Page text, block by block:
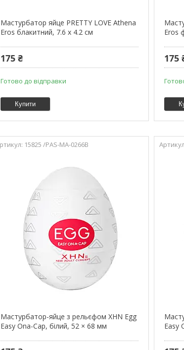
Мастурбатор яйце PRETTY LOVE Athena
Eros блакитний, 7.6 х 4.2 см
175 ₴
Готово до відправки
Купити
Eros
175
15825 /PAS-MA-0266B
Мастурбатор-яйце з рельєфом XHN Egg
Easy Ona-Cap, білий, 52 × 68 мм
Easy